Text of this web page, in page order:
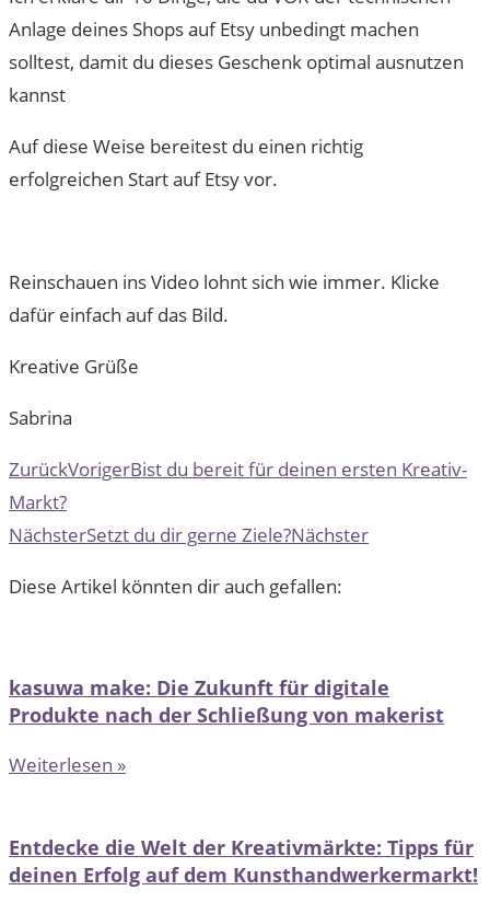
Anlage deines Shops auf Etsy unbedingt machen
solltest, damit du dieses Geschenk optimal ausnutzen
kannst
Auf diese Weise bereitest du einen richtig
erfolgreichen Start auf Etsy vor.
Reinschauen ins Video lohnt sich wie immer. Klicke
dafür einfach auf das Bild.
Kreative Grüße
Sabrina
ZurückVorigerBist du bereit für deinen ersten Kreativ-
Markt?
NächsterSetzt du dir gerne Ziele?Nächster
Diese Artikel könnten dir auch gefallen:
kasuwa make: Die Zukunft für digitale
Produkte nach der Schließung von makerist
Weiterlesen »
Entdecke die Welt der Kreativmärkte: Tipps für
deinen Erfolg auf dem Kunsthandwerkermarkt!